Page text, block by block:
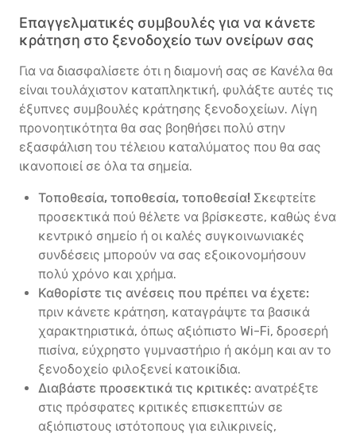
Επαγγελματικές συμβουλές για να κάνετε
κράτηση στο ξενοδοχείο των ονείρων σας
Για να διασφαλίσετε ότι η διαμονή σας σε Κανέλα θα
είναι τουλάχιστον καταπληκτική, φυλάξτε αυτές τις
έξυπνες συμβουλές κράτησης ξενοδοχείων. Λίγη
προνοητικότητα θα σας βοηθήσει πολύ στην
εξασφάλιση του τέλειου καταλύματος που θα σας
ικανοποιεί σε όλα τα σημεία.
Τοποθεσία, τοποθεσία, τοποθεσία! Σκεφτείτε
προσεκτικά πού θέλετε να βρίσκεστε, καθώς ένα
κεντρικό σημείο ή οι καλές συγκοινωνιακές
συνδέσεις μπορούν να σας εξοικονομήσουν
πολύ χρόνο και χρήμα.
Καθορίστε τις ανέσεις που πρέπει να έχετε:
πριν κάνετε κράτηση, καταγράψτε τα βασικά
χαρακτηριστικά, όπως αξιόπιστο Wi-Fi, δροσερή
πισίνα, εύχρηστο γυμναστήριο ή ακόμη και αν το
ξενοδοχείο φιλοξενεί κατοικίδια.
Διαβάστε προσεκτικά τις κριτικές: ανατρέξτε
στις πρόσφατες κριτικές επισκεπτών σε
αξιόπιστους ιστότοπους για ειλικρινείς,